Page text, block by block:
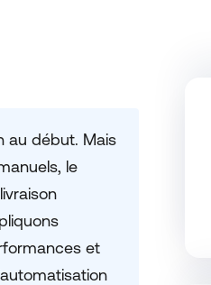
au début. Mais
le
et